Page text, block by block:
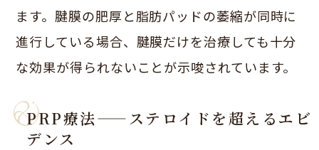
ます。腱膜の肥厚と脂肪パッドの萎縮が同時に
進行している場合、腱膜だけを治療しても十分
な効果が得られないことが示唆されています。
PRP療法——ステロイドを超えるエビ
デンス